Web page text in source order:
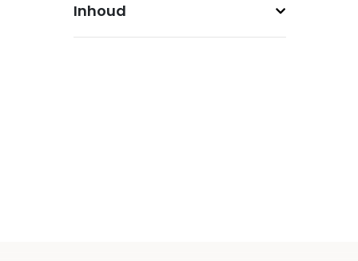
Inhoud